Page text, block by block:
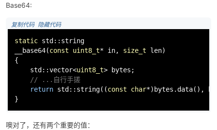
Base64:
复制代码 隐藏代码
static std::string
__base64(const uint8_t* in, size_t len)
{
std::vector<uint8_t> bytes;
// ...自行手搓
return std:: string((const char*)bytes.data(),
}
噢对了，还有两个重要的值：